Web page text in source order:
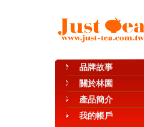
品牌故事
關於林園
產品簡介
我的帳戶